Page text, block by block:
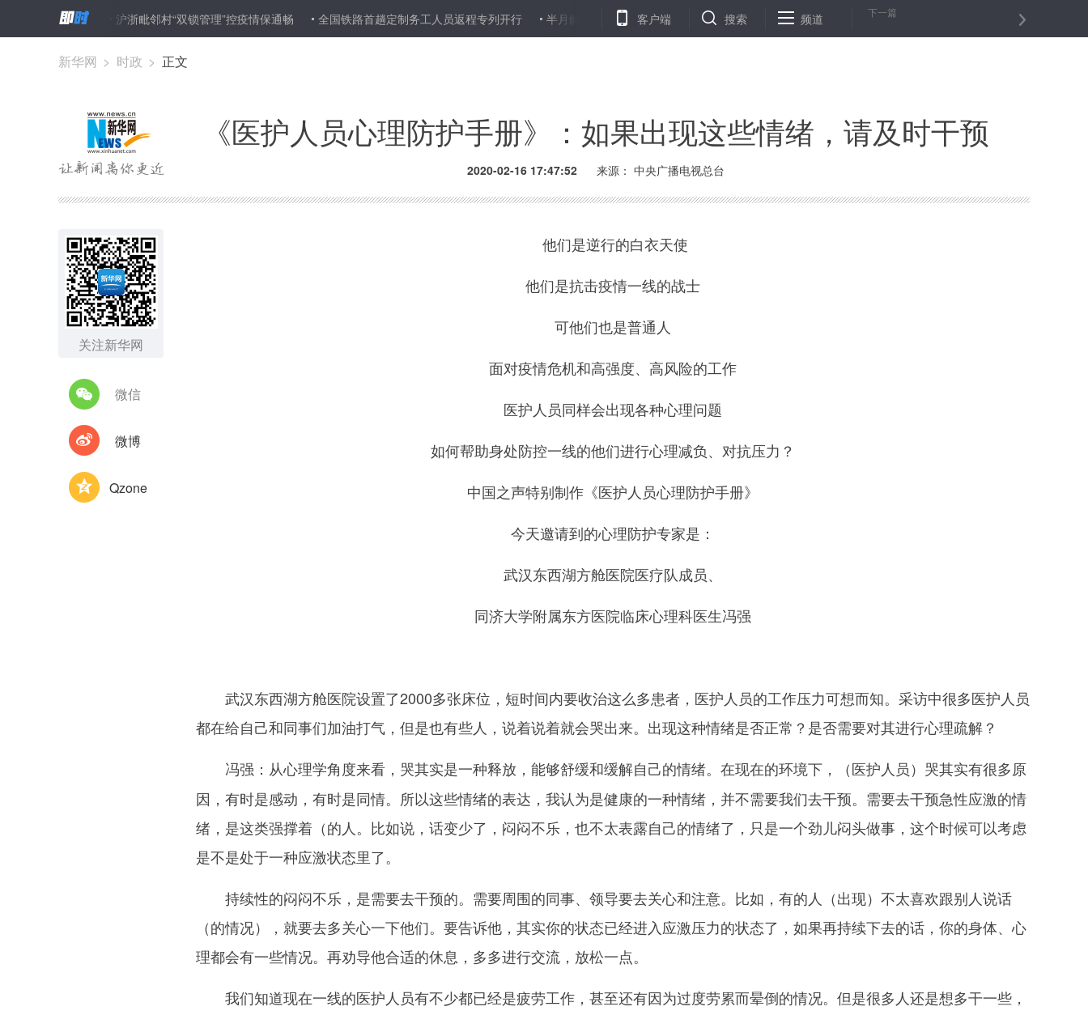
沪浙毗邻村“双锁管理”控疫情保通畅 全国铁路首趟定制务工人员返程专列开行 半月解答近万条提问，在线咨询如何实现在家“求医”？ 特写：3000多名工人“疫”无反顾忙产煤 伊拉克首都
客户端 搜索 频道 下一篇
新华网 > 时政 > 正文
《医护人员心理防护手册》：如果出现这些情绪，请及时干预
2020-02-16 17:47:52 来源： 中央广播电视总台
关注新华网
微信
微博
Qzone
他们是逆行的白衣天使
他们是抗击疫情一线的战士
可他们也是普通人
面对疫情危机和高强度、高风险的工作
医护人员同样会出现各种心理问题
如何帮助身处防控一线的他们进行心理减负、对抗压力？
中国之声特别制作《医护人员心理防护手册》
今天邀请到的心理防护专家是：
武汉东西湖方舱医院医疗队成员、
同济大学附属东方医院临床心理科医生冯强
武汉东西湖方舱医院设置了2000多张床位，短时间内要收治这么多患者，医护人员的工作压力可想而知。采访中很多医护人员
都在给自己和同事们加油打气，但是也有些人，说着说着就会哭出来。出现这种情绪是否正常？是否需要对其进行心理疏解？
冯强： 从心理学角度来看，哭其实是一种释放，能够舒缓和缓解自己的情绪。在现在的环境下，（医护人员）哭其实有很多原
因，有时是感动，有时是同情。所以这些情绪的表达，我认为是健康的一种情绪，并不需要我们去干预。需要去干预急性应激的情
绪，是这类强撑着（的人。比如说，话变少了，闷闷不乐，也不太表露自己的情绪了，只是一个劲儿闷头做事，这个时候可以考虑
是不是处于一种应激状态里了。
持续性的闷闷不乐，是需要去干预的。需要周围的同事、领导要去关心和注意。比如，有的人（出现）不太喜欢跟别人说话
（的情况），就要去多关心一下他们。要告诉他，其实你的状态已经进入应激压力的状态了，如果再持续下去的话，你的身体、心
理都会有一些情况。再劝导他合适的休息，多多进行交流，放松一点。
我们知道现在一线的医护人员有不少都已经是疲劳工作，甚至还有因为过度劳累而晕倒的情况。但是很多人还是想多干一些，